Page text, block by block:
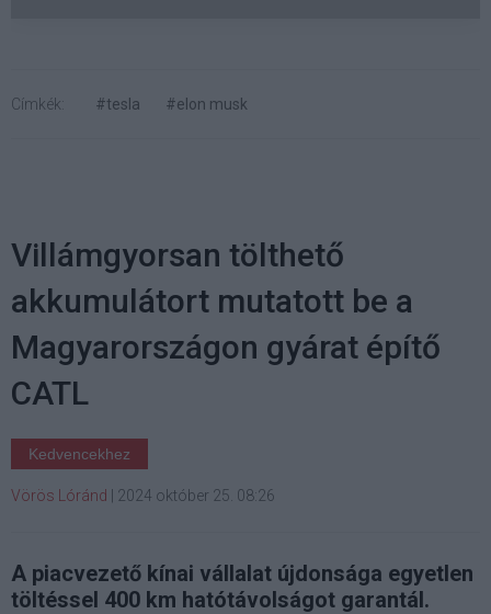
Címkék: #tesla #elon musk
Villámgyorsan tölthető
akkumulátort mutatott be a
Magyarországon gyárat építő
CATL
Kedvencekhez
Vörös Lóránd | 2024 október 25. 08:26
A piacvezető kínai vállalat újdonsága egyetlen
töltéssel 400 km hatótávolságot garantál.